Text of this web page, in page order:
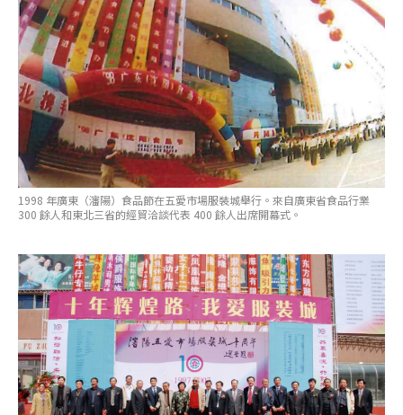
1998 年廣東（瀋陽）食品節在五愛市場服裝城舉行。來自廣東省食品行業
300 餘人和東北三省的經貿洽談代表 400 餘人出席開幕式。